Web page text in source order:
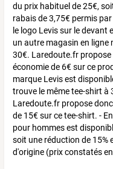
du prix habituel de 25€,
rabais de 3,75€ permis
le logo Levis sur le
un autre magasin en ligne
30€. Laredoute.fr propose
économie de 6€ sur ce
marque Levis est
trouve le même tee-shirt à
Laredoute.fr propose
de 15€ sur ce tee-shirt. -
pour hommes est
soit une réduction de 15%
d'origine (prix constatés